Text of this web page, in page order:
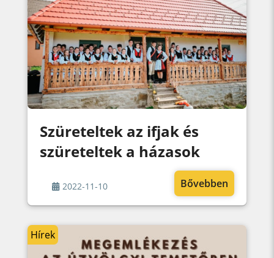
Szüreteltek az ifjak és
szüreteltek a házasok
2022-11-10 Bővebben
Hírek